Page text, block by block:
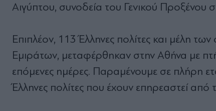
Αιγύπτου, συνοδεία του Γενικού Προξένου
Επιπλέον, 113 Έλληνες πολίτες και μέλη
Εμιράτων, μεταφέρθηκαν στην Αθήνα με
επόμενες ημέρες. Παραμένουμε σε πλήρη
Έλληνες πολίτες που έχουν επηρεαστεί